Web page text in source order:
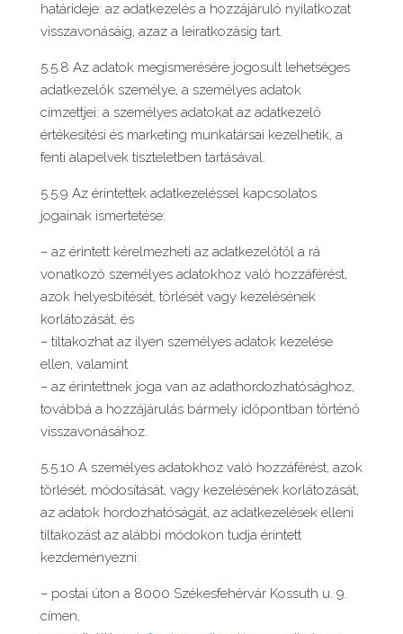
határideje: az adatkezelés a hozzájáruló nyilatkozat
visszavonásáig, azaz a leiratkozásig tart.
5.5.8 Az adatok megismerésére jogosult lehetséges
adatkezelők személye, a személyes adatok
címzettjei: a személyes adatokat az adatkezelő
értékesítési és marketing munkatársai kezelhetik, a
fenti alapelvek tiszteletben tartásával.
5.5.9 Az érintettek adatkezeléssel kapcsolatos
jogainak ismertetése:
– az érintett kérelmezheti az adatkezelőtől a rá
vonatkozó személyes adatokhoz való hozzáférést,
azok helyesbítését, törlését vagy kezelésének
korlátozását, és
– tiltakozhat az ilyen személyes adatok kezelése
ellen, valamint
– az érintettnek joga van az adathordozhatósághoz,
továbbá a hozzájárulás bármely időpontban történő
visszavonásához.
5.5.10 A személyes adatokhoz való hozzáférést, azok
törlését, módosítását, vagy kezelésének korlátozását,
az adatok hordozhatóságát, az adatkezelések elleni
tiltakozást az alábbi módokon tudja érintett
kezdeményezni:
– postai úton a 8000 Székesfehérvár Kossuth u. 9.
címen,